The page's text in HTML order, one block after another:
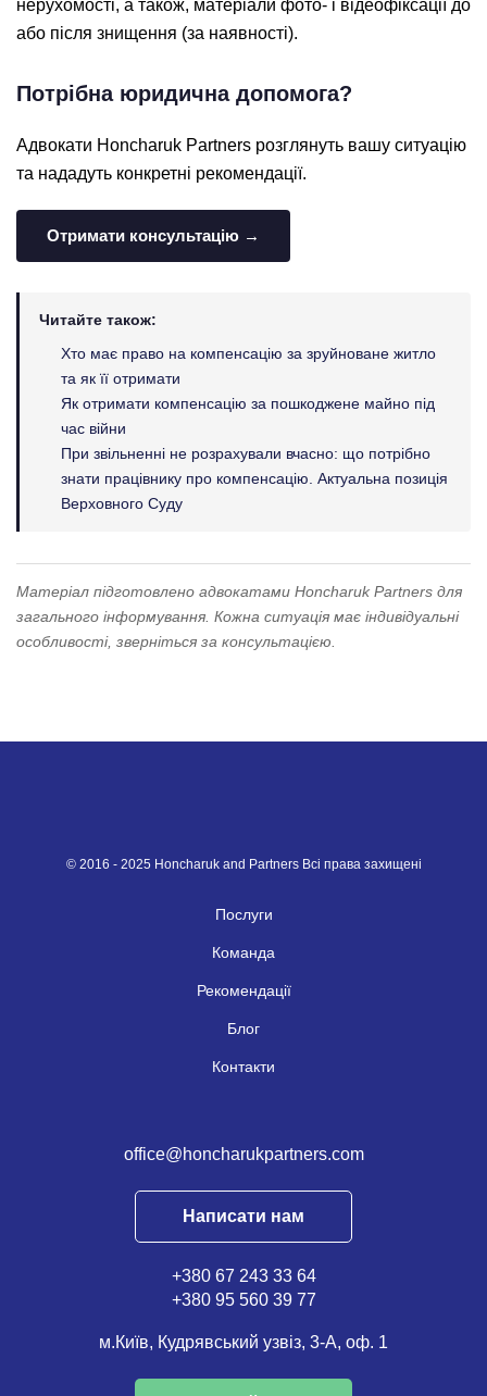
нерухомості, а також, матеріали фото- і відеофіксації до
або після знищення (за наявності).
Потрібна юридична допомога?
Адвокати Honcharuk Partners розглянуть вашу ситуацію
та нададуть конкретні рекомендації.
Отримати консультацію →
Читайте також:
Хто має право на компенсацію за зруйноване житло
та як її отримати
Як отримати компенсацію за пошкоджене майно під
час війни
При звільненні не розрахували вчасно: що потрібно
знати працівнику про компенсацію. Актуальна позиція
Верховного Суду
Матеріал підготовлено адвокатами Honcharuk Partners для
загального інформування. Кожна ситуація має індивідуальні
особливості, зверніться за консультацією.
© 2016 - 2025 Honcharuk and Partners Всі права захищені
Послуги
Команда
Рекомендації
Блог
Контакти
office@honcharukpartners.com
Написати нам
+380 67 243 33 64
+380 95 560 39 77
м.Київ, Кудрявський узвіз, 3-А, оф. 1